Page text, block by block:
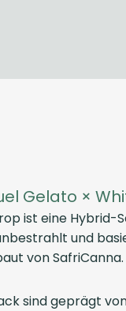
Gelato ×
ist eine Hybrid-
und
vonSafriCanna.
sind geprägt